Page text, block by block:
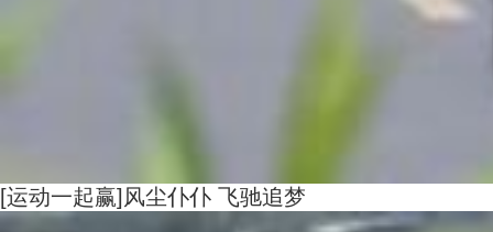
[运动一起赢]风尘仆仆 飞驰追梦